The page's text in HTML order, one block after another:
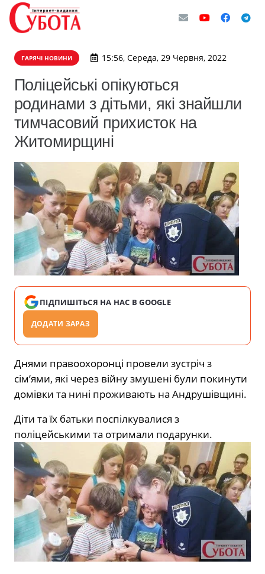
ГАРЯЧІ НОВИНИ 15:56, Середа, 29 Червня, 2022
Поліцейські опікуються
родинами з дітьми, які знайшли
тимчасовий прихисток на
Житомирщині
ПІДПИШІТЬСЯ НА НАС В GOOGLE
ДОДАТИ ЗАРАЗ
Днями правоохоронці провели зустріч з
сім’ями, які через війну змушені були покинути
домівки та нині проживають на Андрушівщині.
Діти та їх батьки поспілкувалися з
поліцейськими та отримали подарунки.